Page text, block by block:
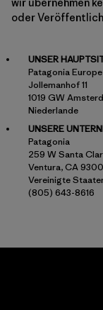
oder
UNSER
Patagonia Europe
Jollemanhof 11
1019 GW
Niederlande
UNSERE
Patagonia
259 W Santa
Ventura, CA
Vereinigte
(805) 643-8616